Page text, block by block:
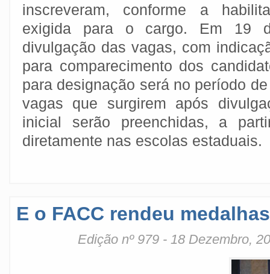
inscreveram, conforme a
exigida para o cargo. Em 19
divulgação das vagas, com
para comparecimento dos
para designação será no período
vagas que surgirem após
inicial serão preenchidas, a
diretamente nas escolas estaduais.
E o FACC rendeu
Edição nº 979 - 18 Dezembro,